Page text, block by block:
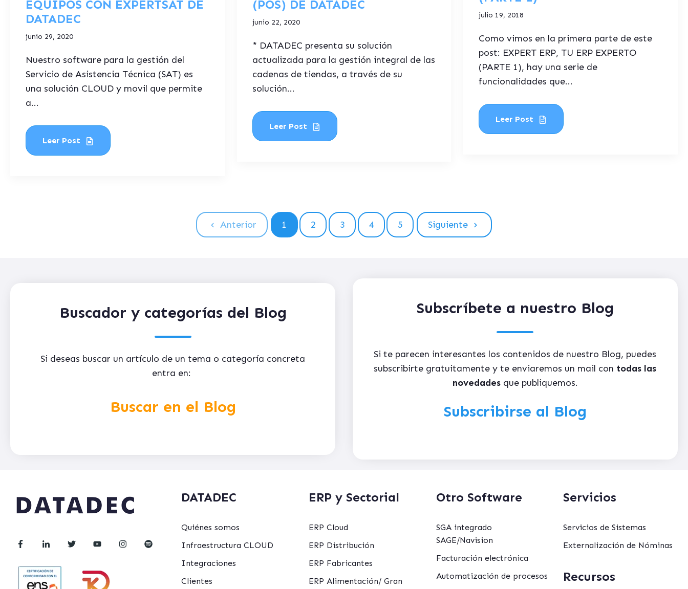
EQUIPOS CON EXPERTSAT DE
DATADEC
junio 29, 2020
Nuestro software para la gestión del
Servicio de Asistencia Técnica (SAT) es
una solución CLOUD y movil que permite
a...
Leer Post
(POS) DE DATADEC
junio 22, 2020
* DATADEC presenta su solución
actualizada para la gestión integral de las
cadenas de tiendas, a través de su
solución...
Leer Post
julio 19, 2018
Como vimos en la primera parte de este
post: EXPERT ERP, TU ERP EXPERTO
(PARTE 1), hay una serie de
funcionalidades que...
Leer Post
Anterior 1 2 3 4 5 Siguiente
Buscador y categorías del Blog
Si deseas buscar un artículo de un tema o categoría concreta
entra en:
Buscar en el Blog
Subscríbete a nuestro Blog
Si te parecen interesantes los contenidos de nuestro Blog, puedes
subscribirte gratuitamente y te enviaremos un mail con todas las
novedadesque publiquemos.
Subscribirse al Blog
DATADEC
Quiénes somos
Infraestructura CLOUD
Integraciones
Clientes
ERP y Sectorial
ERP Cloud
ERP Distribución
ERP Fabricantes
ERP Alimentación/ Gran
Otro Software
SGA integrado
SAGE/Navision
Facturación electrónica
Automatización de procesos
Servicios
Servicios de Sistemas
Externalización de Nóminas
Recursos